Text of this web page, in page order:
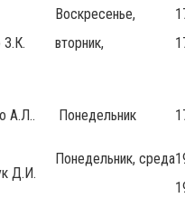
Воскресенье,
вторник,
А.Л.. Понедельник
Д.И.
Понедельник, среда